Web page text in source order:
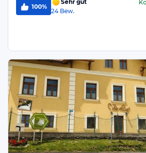
100%
Sehr gut
24 Bew.